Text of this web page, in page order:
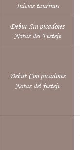
Inicios taurinos
Debut Sin picadores
Notas del Festejo
Debut Con picadores
Notas del festejo